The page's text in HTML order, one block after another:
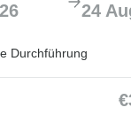
24
Durchführung